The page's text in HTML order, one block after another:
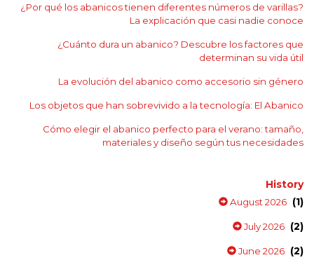
¿Por qué los abanicos tienen diferentes números de varillas?
La explicación que casi nadie conoce
¿Cuánto dura un abanico? Descubre los factores que
determinan su vida útil
La evolución del abanico como accesorio sin género
Los objetos que han sobrevivido a la tecnología: El Abanico
Cómo elegir el abanico perfecto para el verano: tamaño,
materiales y diseño según tus necesidades
History
August 2026 (1)
July 2026 (2)
June 2026 (2)